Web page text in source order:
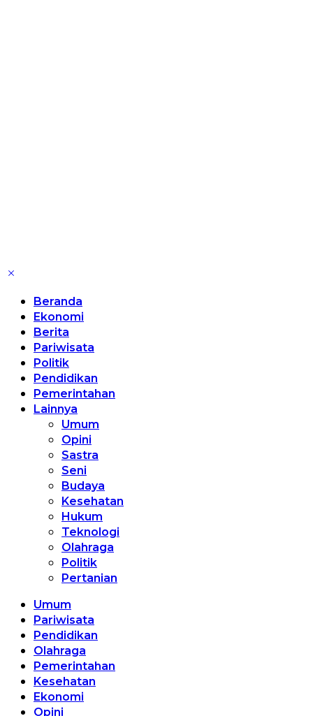
Beranda
Ekonomi
Berita
Pariwisata
Politik
Pendidikan
Pemerintahan
Lainnya
Umum
Opini
Sastra
Seni
Budaya
Kesehatan
Hukum
Teknologi
Olahraga
Politik
Pertanian
Umum
Pariwisata
Pendidikan
Olahraga
Pemerintahan
Kesehatan
Ekonomi
Opini